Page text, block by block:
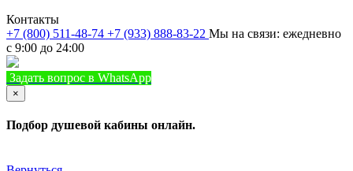
Контакты
+7 (800) 511-48-74 +7 (933) 888-83-22 Мы на связи: ежедневно
с 9:00 до 24:00
Задать вопрос в WhatsApp
×
Подбор душевой кабины онлайн.